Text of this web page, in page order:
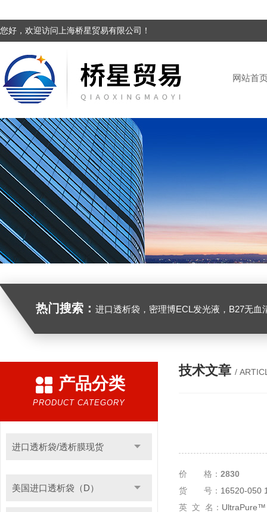
您好，欢迎访问上海桥星贸易有限公司！
网站首
热门搜索： 进口透析袋，密理博ECL发光液，B27无血清培养基，N2培养基，紫外酶标板，Gibco胶原酶，
产品分类
PRODUCT CATEGORY
进口透析袋/透析膜现货
美国进口透析袋（D）
技术文章 /
价 格： 2830
货 号： 16520-050
英 文 名： UltraPure™